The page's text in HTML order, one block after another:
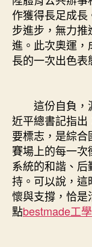
作獲得長足成
步進步，無力
進。此次奧運
長的一次出色表
這份自負，
近平總書記指出
要標志，是綜合
賽場上的每一
系統的和諧、
持。可以說，
懷與支撐，恰
點bestmade工